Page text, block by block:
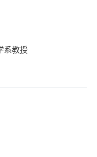
系教授